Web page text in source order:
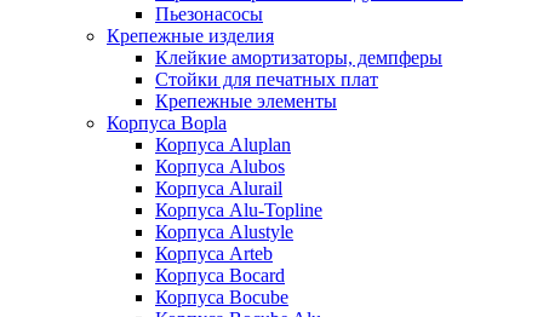
Пьезонасосы
Крепежные изделия
Клейкие амортизаторы, демпферы
Стойки для печатных плат
Крепежные элементы
Корпуса Bopla
Корпуса Aluplan
Корпуса Alubos
Корпуса Alurail
Корпуса Alu-Topline
Корпуса Alustyle
Корпуса Arteb
Корпуса Bocard
Корпуса Bocube